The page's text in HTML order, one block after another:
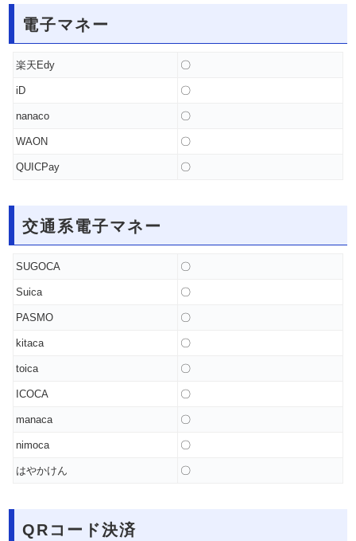
電子マネー
楽天Edy 〇
iD 〇
nanaco 〇
WAON 〇
QUICPay 〇
交通系電子マネー
SUGOCA 〇
Suica 〇
PASMO 〇
kitaca 〇
toica 〇
ICOCA 〇
manaca 〇
nimoca 〇
はやかけん 〇
QRコード決済